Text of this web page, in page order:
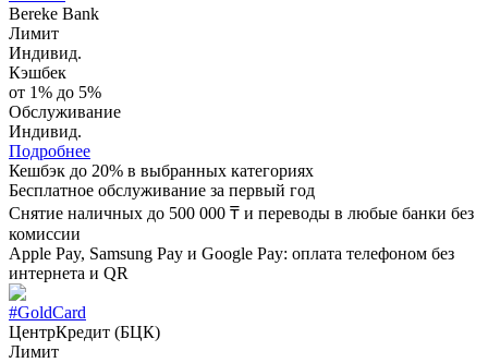
Bereke Bank
Лимит
Индивид.
Кэшбек
от 1% до 5%
Обслуживание
Индивид.
Подробнее
Кешбэк до 20% в выбранных категориях
Бесплатное обслуживание за первый год
Снятие наличных до 500 000 ₸ и переводы в любые банки без
комиссии
Apple Pay, Samsung Pay и Google Pay: оплата телефоном без
интернета и QR
#GoldCard
ЦентрКредит (БЦК)
Лимит